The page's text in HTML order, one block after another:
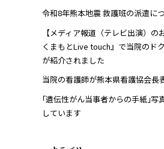
令和8年熊本地震 救護班の派遣に
【メディア報道（テレビ出演）の
くまもとLive touch』で当院のド
が紹介されました
当院の看護師が熊本県看護協会長
｢遺伝性がん当事者からの手紙｣写
しています